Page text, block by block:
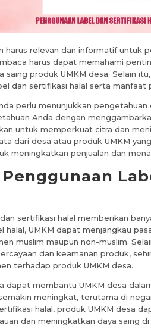
harus relevan dan informatif untuk
harus dapat memahami
saing produk UMKM desa. Selain
dan sertifikasi halal serta manfaat
perlu menunjukkan
Anda dengan
untuk memperkuat citra dan
dari desa atau produk UMKM
meningkatkan penjualan dan
sertifikasi halal memberikan
halal, UMKM dapat menjangkau
muslim maupun non-muslim.
dan keamanan produk,
terhadap produk UMKM desa.
dapat membantu UMKM desa
meningkat, terutama di
halal, produk UMKM desa
dan meningkatkan daya saing di